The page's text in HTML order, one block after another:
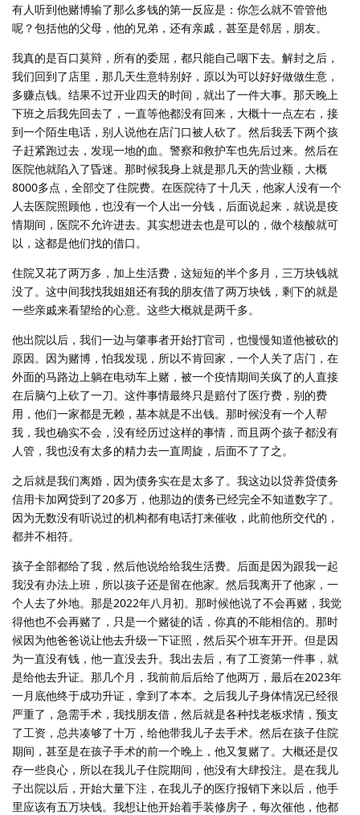
有人听到他赌博输了那么多钱的第一反应是：你怎么就不管管他
呢？包括他的父母，他的兄弟，还有亲戚，甚至是邻居，朋友。
我真的是百口莫辩，所有的委屈，都只能自己咽下去。解封之后，
我们回到了店里，那几天生意特别好，原以为可以好好做做生意，
多赚点钱。结果不过开业四天的时间，就出了一件大事。那天晚上
下班之后我先回去了，一直等他都没有回来，大概十一点左右，接
到一个陌生电话，别人说他在店门口被人砍了。然后我丢下两个孩
子赶紧跑过去，发现一地的血。警察和救护车也先后过来。然后在
医院他就陷入了昏迷。那时候我身上就是那几天的营业额，大概
8000多点，全部交了住院费。在医院待了十几天，他家人没有一个
人去医院照顾他，也没有一个人出一分钱，后面说起来，就说是疫
情期间，医院不允许进去。其实想进去也是可以的，做个核酸就可
以，这都是他们找的借口。
住院又花了两万多，加上生活费，这短短的半个多月，三万块钱就
没了。这中间我找我姐姐还有我的朋友借了两万块钱，剩下的就是
一些亲戚来看望给的心意。这些大概就是两千多。
他出院以后，我们一边与肇事者开始打官司，也慢慢知道他被砍的
原因。因为赌博，怕我发现，所以不肯回家，一个人关了店门，在
外面的马路边上躺在电动车上赌，被一个疫情期间关疯了的人直接
在后脑勺上砍了一刀。这件事情最终只是赔付了医疗费，别的费
用，他们一家都是无赖，基本就是不出钱。那时候没有一个人帮
我，我也确实不会，没有经历过这样的事情，而且两个孩子都没有
人管，我也没有太多的精力去一直周旋，后面不了了之。
之后就是我们离婚，因为债务实在是太多了。我这边以贷养贷债务
信用卡加网贷到了20多万，他那边的债务已经完全不知道数字了。
因为无数没有听说过的机构都有电话打来催收，此前他所交代的，
都并不相符。
孩子全部都给了我，然后他说给给我生活费。后面是因为跟我一起
我没有办法上班，所以孩子还是留在他家。然后我离开了他家，一
个人去了外地。那是2022年八月初。那时候他说了不会再赌，我觉
得他也不会再赌了，只是一个赌徒的话，你真的不能相信的。那时
候因为他爸爸说让他去升级一下证照，然后买个班车开开。但是因
为一直没有钱，他一直没去升。我出去后，有了工资第一件事，就
是给他去升证。那几个月，我前前后后给了他两万，最后在2023年
一月底他终于成功升证，拿到了本本。之后我儿子身体情况已经很
严重了，急需手术，我找朋友借，然后就是各种找老板求情，预支
了工资，总共凑够了十万，给他带我儿子去手术。然后在孩子住院
期间，甚至是在孩子手术的前一个晚上，他又复赌了。大概还是仅
存一些良心，所以在我儿子住院期间，他没有大肆投注。是在我儿
子出院以后，开始大量下注，在我儿子的医疗报销下来以后，他手
里应该有五万块钱。我想让他开始着手装修房子，每次催他，他都